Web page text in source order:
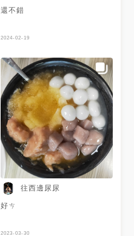
還不錯
2024-02-19
往西邊尿尿
好ㄘ
2023-03-30